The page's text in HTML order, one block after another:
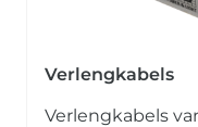
Verlengkabels
Verlengkabels